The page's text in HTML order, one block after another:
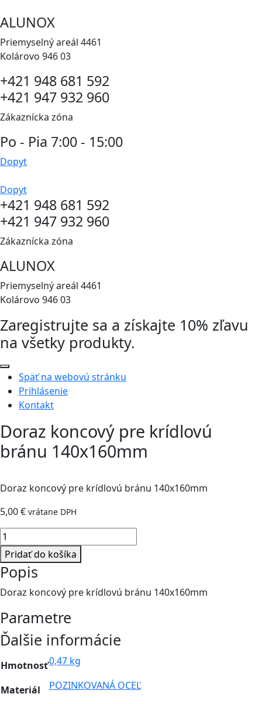
na
ALUNOX
Priemyselný areál 4461
Kolárovo 946 03
+421 948 681 592
+421 947 932 960
Zákaznícka zóna
Po - Pia 7:00 - 15:00
Dopyt
Dopyt
+421 948 681 592
+421 947 932 960
Zákaznícka zóna
ALUNOX
Priemyselný areál 4461
Kolárovo 946 03
Zaregistrujte sa a získajte 10% zľavu
na všetky produkty.
Späť na webovú stránku
Prihlásenie
Kontakt
Doraz koncový pre krídlovú
bránu 140x160mm
Doraz koncový pre krídlovú bránu 140x160mm
5,00€ vrátane DPH
množstvo
Doraz
koncový
pre
krídlovú
140x160mm
Pridať do košíka
Popis
Doraz koncový pre krídlovú bránu 140x160mm
Parametre
Ďalšie informácie
Hmotnosť0,47 kg
Materiál POZINKOVANÁ OCEĽ